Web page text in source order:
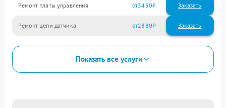
Ремонт платы управления 3450
Ремонт цепи датчика 2880
Показать все услуги